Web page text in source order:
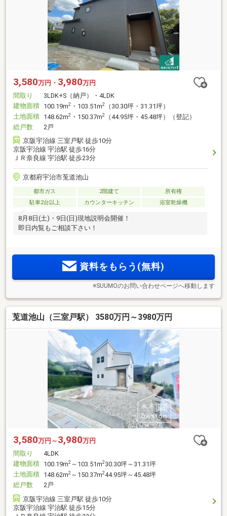
3,580万円・ 3,980万円
間取り
3LDK+S（納戸）・4LDK
建物面積 100.19m2 ・103.51m2
（30.30坪・31.31坪）
土地面積 148.62m2 ・150.37m2
（44.95坪・45.48坪）（登記）
総戸数
2戸
京阪宇治線 三室戸駅 徒歩10分
京阪宇治線 宇治駅 徒歩16分
ＪＲ奈良線 宇治駅 徒歩23分
京都府宇治市莵道池山
都市ガス 2階建て
所有権
駐車2台以上
カウンターキッチン 浴室乾燥機
8月8日(土)・9日(日)現地説明会開催！
即日内覧もご相談下さい！
資料をもらう(無料)
※SUUMOのお問い合わせページへ移動します
莵道池山（三室戸駅） 3580万円～3980万円
3,580万円～ 3,980万円
間取り
4LDK
建物面積 100.19m2 ～103.51m230.30坪～31.31坪
土地面積 148.62m2 ～150.37m244.95坪～45.48坪
総戸数
2戸
京阪宇治線 三室戸駅 徒歩10分
京阪宇治線 宇治駅 徒歩15分